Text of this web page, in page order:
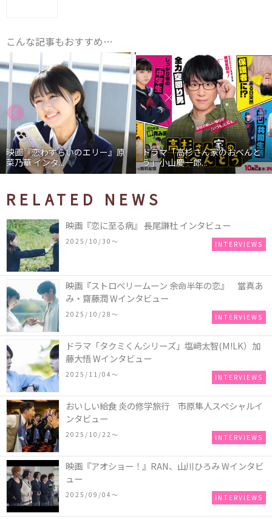
こんな記事もおすすめ…
映画『恋わずらいのエリー』原
菜乃華 インタ...
ドラマ「高杉さん家のおべんと
う」小山慶一郎...
RELATED NEWS
映画『恋に至る病』 長尾謙杜 インタビュー
2025/10/30〜 INTERVIEWS
映画『ストロベリームーン 余命半年の恋』 當真あ
み・齋藤潤 Wインタビュー
2025/10/28〜 INTERVIEWS
ドラマ「タクミくんシリーズ」塩﨑太智(M!LK）加
藤大悟 Wインタビュー
2025/11/04〜 INTERVIEWS
おいしい給食 炎の修学旅行 市原隼人スペシャルイ
ンタビュー
2025/10/22〜 INTERVIEWS
映画『アオショー！』RAN、山川ひろみ Wインタビ
ュー
2025/09/04〜 INTERVIEWS